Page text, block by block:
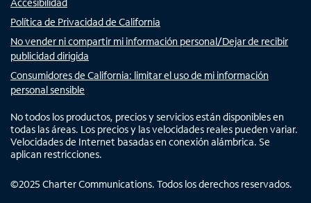
Accesibilidad
Política de Privacidad de California
No vender ni compartir mi información personal/Dejar de recibir
publicidad dirigida
Consumidores de California: limitar el uso de mi información
personal sensible
No todos los productos, precios y servicios están disponibles en
todas las áreas. Los precios y las velocidades reales pueden variar.
Velocidades de Internet basadas en conexión alámbrica. Se
aplican restricciones.
©2025 Charter Communications. Todos los derechos reservados.